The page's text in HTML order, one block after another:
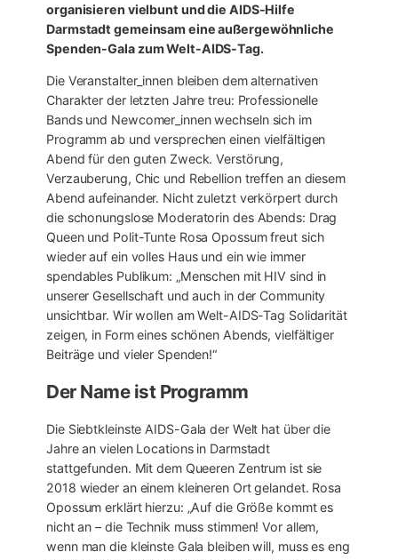
organisieren vielbunt und die AIDS-Hilfe
Darmstadt gemeinsam eine außergewöhnliche
Spenden-Gala zum Welt-AIDS-Tag.
Die Veranstalter_innen bleiben dem alternativen
Charakter der letzten Jahre treu: Professionelle
Bands und Newcomer_innen wechseln sich im
Programm ab und versprechen einen vielfältigen
Abend für den guten Zweck. Verstörung,
Verzauberung, Chic und Rebellion treffen an diesem
Abend aufeinander. Nicht zuletzt verkörpert durch
die schonungslose Moderatorin des Abends: Drag
Queen und Polit-Tunte Rosa Opossum freut sich
wieder auf ein volles Haus und ein wie immer
spendables Publikum: „Menschen mit HIV sind in
unserer Gesellschaft und auch in der Community
unsichtbar. Wir wollen am Welt-AIDS-Tag Solidarität
zeigen, in Form eines schönen Abends, vielfältiger
Beiträge und vieler Spenden!“
Der Name ist Programm
Die Siebtkleinste AIDS-Gala der Welt hat über die
Jahre an vielen Locations in Darmstadt
stattgefunden. Mit dem Queeren Zentrum ist sie
2018 wieder an einem kleineren Ort gelandet. Rosa
Opossum erklärt hierzu: „Auf die Größe kommt es
nicht an – die Technik muss stimmen! Vor allem,
wenn man die kleinste Gala bleiben will, muss es eng